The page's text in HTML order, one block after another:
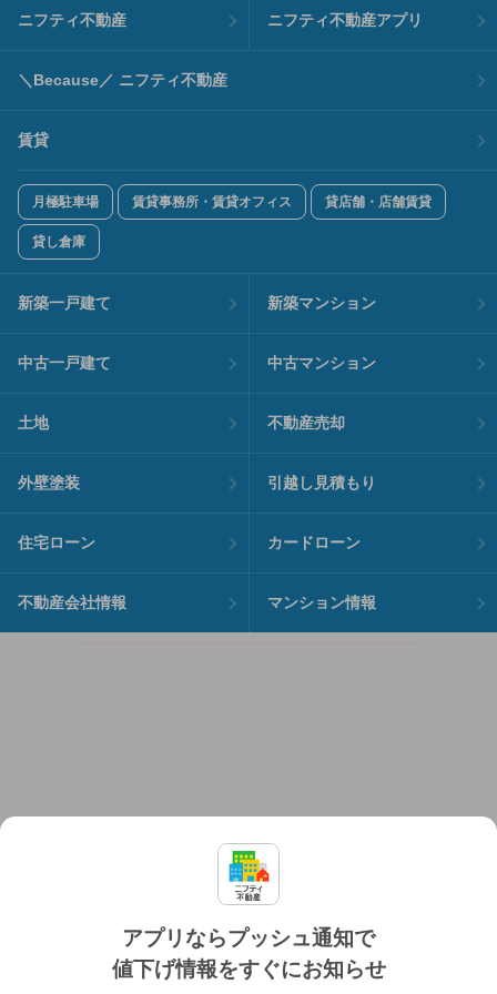
アプリならプッシュ通知で
値下げ情報をすぐにお知らせ
ニフティ不動産 ニフティ不動産アプリ
＼Because／ ニフティ不動産
賃貸
月極駐車場 賃貸事務所・賃貸オフィス 貸店舗・店舗賃貸
貸し倉庫
新築一戸建て 新築マンション
中古一戸建て 中古マンション
土地 不動産売却
外壁塗装 引越し見積もり
住宅ローン カードローン
不動産会社情報 マンション情報
個人情報保護ポリシー 利用規約